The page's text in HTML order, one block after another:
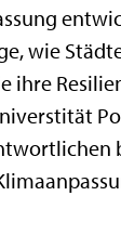
wie
ihre